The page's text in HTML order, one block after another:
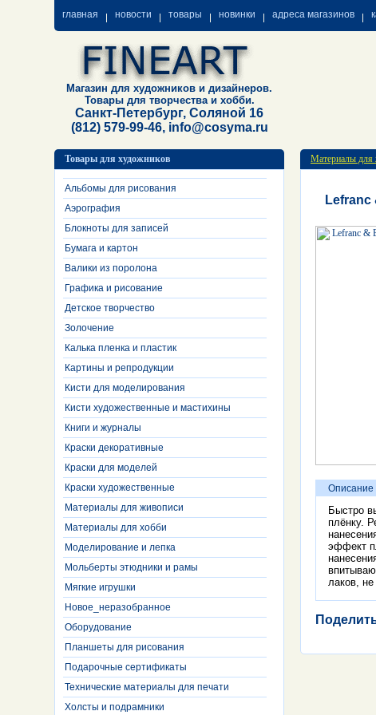
главная новости товары новинки адреса магазинов
Магазин для художников и дизайнеров.
Товары для творчества и хобби.
Санкт-Петербург, Соляной 16
(812) 579-99-46, info@cosyma.ru
Товары для художников
Альбомы для рисования
Аэрография
Блокноты для записей
Бумага и картон
Валики из поролона
Графика и рисование
Детское творчество
Золочение
Калька пленка и пластик
Картины и репродукции
Кисти для моделирования
Кисти художественные и мастихины
Книги и журналы
Краски декоративные
Краски для моделей
Краски художественные
Материалы для живописи
Материалы для хобби
Моделирование и лепка
Мольберты этюдники и рамы
Мягкие игрушки
Новое_неразобранное
Оборудование
Планшеты для рисования
Подарочные сертификаты
Технические материалы для печати
Холсты и подрамники
Материалы для
Lefranc
Описание
Быстро
плёнку.
эффект
лаков, не